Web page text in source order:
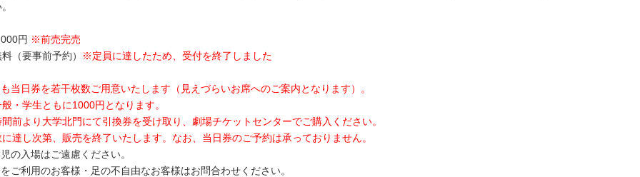
円 ※前売完売
（要事前予約）
※定員に達したため 、受付を終了しました
当日券を若干枚数ご用意いたします（見えづらいお席へのご案内となります）。
・学生ともに1000円となります。
前より大学北門にて引換券を受け取り、劇場チケットセンターでご購入ください。
達し次第、販売を終了いたします。なお、当日券のご予約は承っておりません。
の入場はご遠慮ください。
ご利用のお客様・足の不自由なお客様はお問合わせください。